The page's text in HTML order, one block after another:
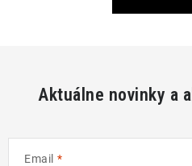
Aktuálne novinky a
Email